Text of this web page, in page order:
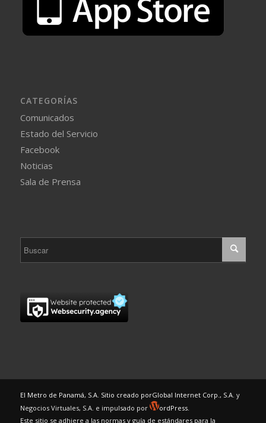
CATEGORÍAS
Comunicados
Estado del Servicio
Facebook
Noticias
Sala de Prensa
El Metro de Panamá, S.A. Sitio creado porGlobal Internet Corp., S.A. y
Negocios Virtuales, S.A. e impulsado por
ordPress.
Este sitio se adhiere a las normas y guía de estándares para la